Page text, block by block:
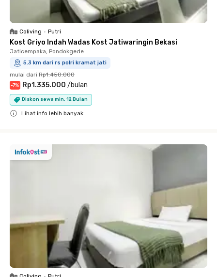
Coliving • Putri
Kost Griyo Indah Wadas Kost Jatiwaringin Bekasi
Jaticempaka, Pondokgede
5.3 km dari rs polri kramat jati
mulai dari Rp1.450.000
-7% Rp1.335.000 /bulan
Diskon sewa min. 12 Bulan
Lihat info lebih banyak